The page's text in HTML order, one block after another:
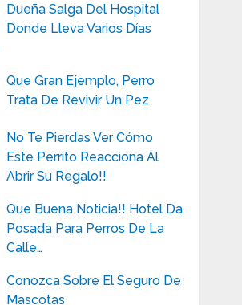
Dueña Salga Del Hospital
Donde Lleva Varios Días
Que Gran Ejemplo, Perro
Trata De Revivir Un Pez
No Te Pierdas Ver Cómo
Este Perrito Reacciona Al
Abrir Su Regalo!!
Que Buena Noticia!! Hotel Da
Posada Para Perros De La
Calle…
Conozca Sobre El Seguro De
Mascotas